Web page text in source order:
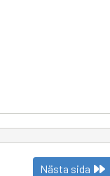
Nästa sida